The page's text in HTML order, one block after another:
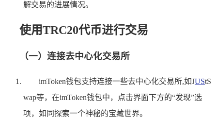
解交易的进展情况。
使用TRC20代币进行交易
（一）连接去中心化交易所
imToken钱包支持连接一些去中心化交易所,如JUStS
wap等，在imToken钱包中，点击界面下方的“发现”选
项，如同探索一个神秘的宝藏世界。